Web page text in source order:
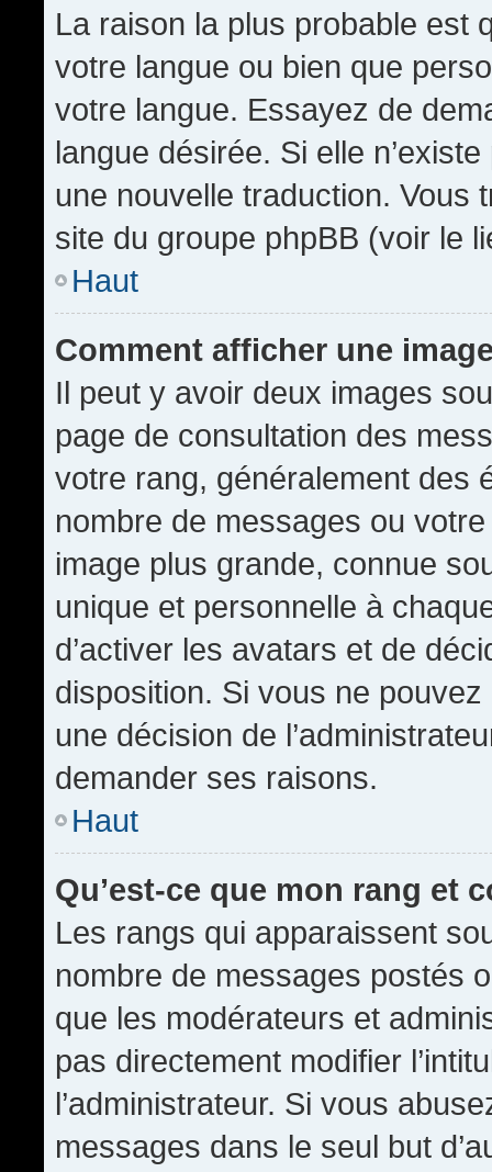
La raison la plus probable est
votre langue ou bien que
votre langue. Essayez de
langue désirée. Si elle
une nouvelle traduction. Vous
site du groupe phpBB (voir le
Haut
Comment afficher une
Il peut y avoir deux images
page de consultation des
votre rang, généralement des
nombre de messages ou
image plus grande, connue
unique et personnelle à
d’activer les avatars et de
disposition. Si vous ne pouvez
une décision de
demander ses raisons.
Haut
Qu’est-ce que mon rang et
Les rangs qui apparaissent
nombre de messages postés
que les modérateurs et
pas directement modifier
l’administrateur. Si vous
messages dans le seul but